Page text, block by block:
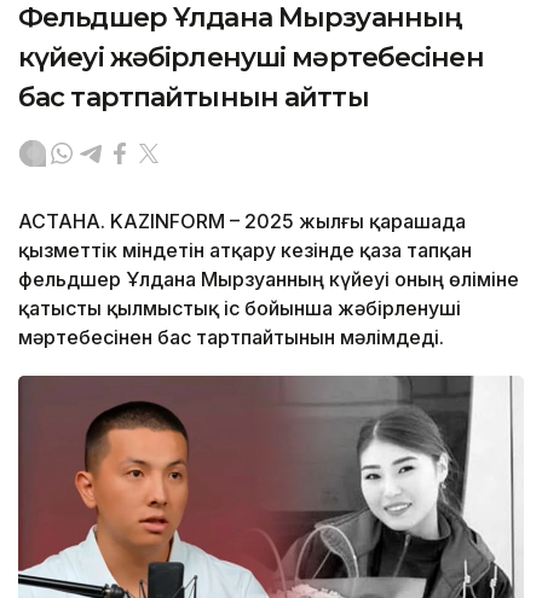
Фельдшер Ұлдана Мырзуанның
күйеуі жәбірленуші мәртебесінен
бас тартпайтынын айтты
АСТАНА. KAZINFORM – 2025 жылғы қарашада
қызметтік міндетін атқару кезінде қаза тапқан
фельдшер Ұлдана Мырзуанның күйеуі оның өліміне
қатысты қылмыстық іс бойынша жәбірленуші
мәртебесінен бас тартпайтынын мәлімдеді.